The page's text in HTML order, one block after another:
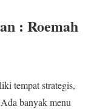
: Roemah
tempat strategis,
banyak menu